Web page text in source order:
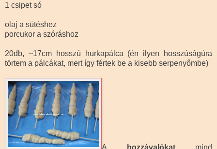
1 csipet só
olaj a sütéshez
porcukor a szóráshoz
20db, ~17cm hosszú hurkapálca (én ilyen hosszúságúra
törtem a pálcákat, mert így fértek be a kisebb serpenyőmbe)
A hozzávalókat mind